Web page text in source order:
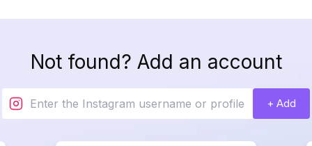
Not found? Add an account
+ Add